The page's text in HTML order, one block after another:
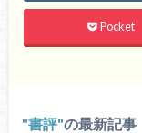
Pocket
書評 の最新記事